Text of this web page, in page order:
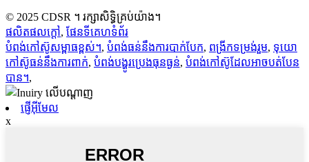
© 2025 CDSR ។ រក្សាសិទ្ធិគ្រប់យ៉ាង។
ផលិតផលក្តៅ, ផែនទីគេហទំព័រ
បំពង់កៅស៊ូសម្ពាធខ្ពស់។, បំពង់ធន់នឹងការបាក់បែក, ពង្រីកទម្រង់រួម, ទុយោ
កៅស៊ូធន់នឹងការពាក់, បំពង់បង្ហូរប្រេងធុនធ្ងន់, បំពង់កៅស៊ូដែលអាចបត់បែន
បាន។,
ផ្ញើអ៊ីមែល
x